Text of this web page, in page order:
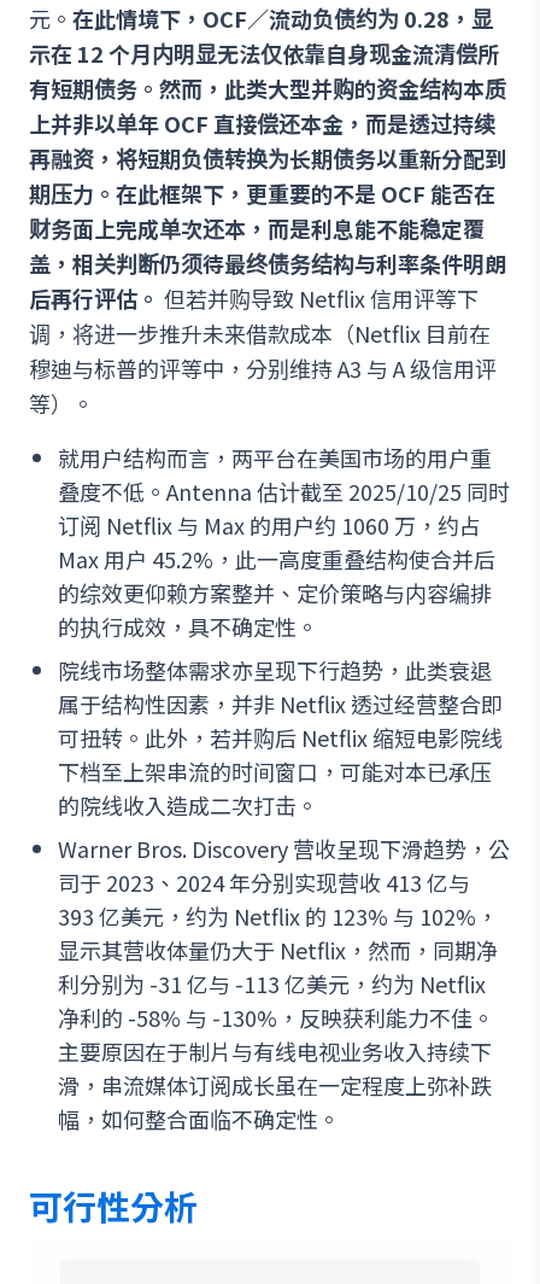
元。 在此情境下，OCF／流动负债约为 0.28，显
示在 12 个月内明显无法仅依靠自身现金流清偿所
有短期债务。然而，此类大型并购的资金结构本质
上并非以单年 OCF 直接偿还本金，而是透过持续
再融资，将短期负债转换为长期债务以重新分配到
期压力。在此框架下，更重要的不是 OCF 能否在
财务面上完成单次还本，而是利息能不能稳定覆
盖，相关判断仍须待最终债务结构与利率条件明朗
后再行评估。 但若并购导致 Netflix 信用评等下
调，将进一步推升未来借款成本（Netflix 目前在
穆迪与标普的评等中，分别维持 A3 与 A 级信用评
等）。
就用户结构而言，两平台在美国市场的用户重
叠度不低。Antenna 估计截至 2025/10/25 同时
订阅 Netflix 与 Max 的用户约 1060 万，约占
Max 用户 45.2%，此一高度重叠结构使合并后
的综效更仰赖方案整并、定价策略与内容编排
的执行成效，具不确定性。
院线市场整体需求亦呈现下行趋势，此类衰退
属于结构性因素，并非 Netflix 透过经营整合即
可扭转。此外，若并购后 Netflix 缩短电影院线
下档至上架串流的时间窗口，可能对本已承压
的院线收入造成二次打击。
Warner Bros. Discovery 营收呈现下滑趋势，公
司于 2023、2024 年分别实现营收 413 亿与
393 亿美元，约为 Netflix 的 123% 与 102%，
显示其营收体量仍大于 Netflix，然而，同期净
利分别为 -31 亿与 -113 亿美元，约为 Netflix
净利的 -58% 与 -130%，反映获利能力不佳。
主要原因在于制片与有线电视业务收入持续下
滑，串流媒体订阅成长虽在一定程度上弥补跌
幅，如何整合面临不确定性。
可行性分析